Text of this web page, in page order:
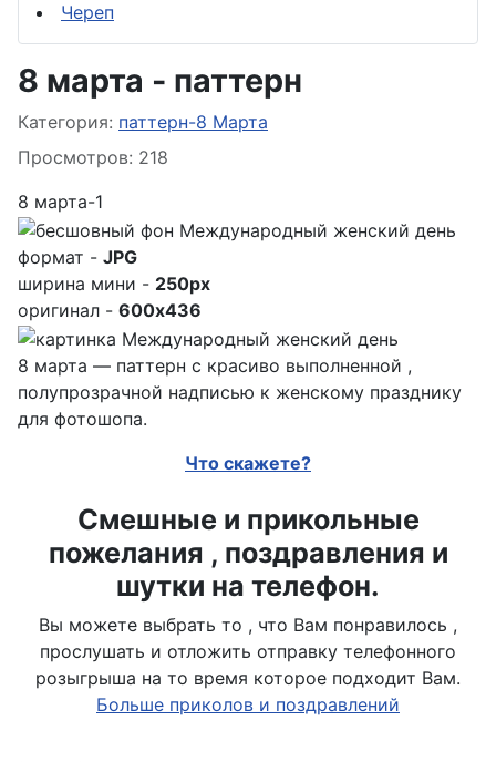
Череп
8 марта - паттерн
Информация о материале
Категория: паттерн-8 Марта
Просмотров: 218
8 марта-1
формат - JPG
ширина мини - 250px
оригинал - 600x436
8 марта — паттерн с красиво выполненной ,
полупрозрачной надписью к женскому празднику
для фотошопа.
Что скажете?
Смешные и прикольные
пожелания , поздравления и
шутки на телефон.
Вы можете выбрать то , что Вам понравилось ,
прослушать и отложить отправку телефонного
розыгрыша на то время которое подходит Вам.
Больше приколов и поздравлений